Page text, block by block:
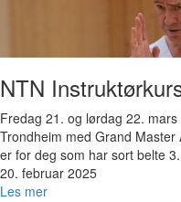
NTN
Fredag 21. og lørdag 22.
Trondheim med Grand
er for deg som har sort belte
20. februar 2025
Les mer